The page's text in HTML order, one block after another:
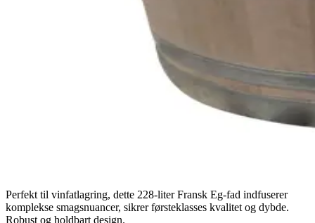
Perfekt til vinfatlagring, dette 228-liter Fransk Eg-fad indfuserer
komplekse smagsnuancer, sikrer førsteklasses kvalitet og dybde.
Robust og holdbart design.